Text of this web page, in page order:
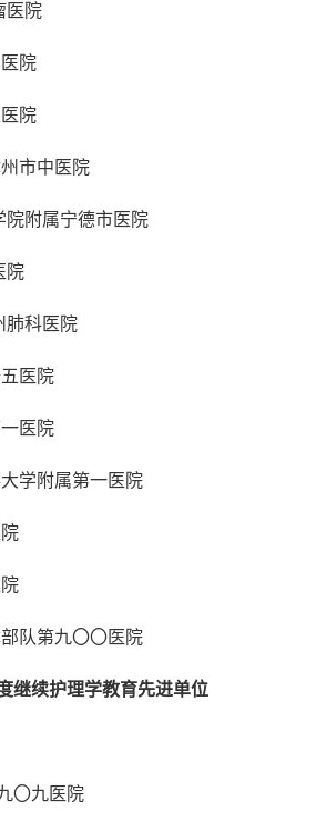
医院
院
院
市中医院
附属宁德市医院
院
肺科医院
医院
医院
学附属第一医院
队第九〇〇医院
续护理学教育先进单位
〇九医院